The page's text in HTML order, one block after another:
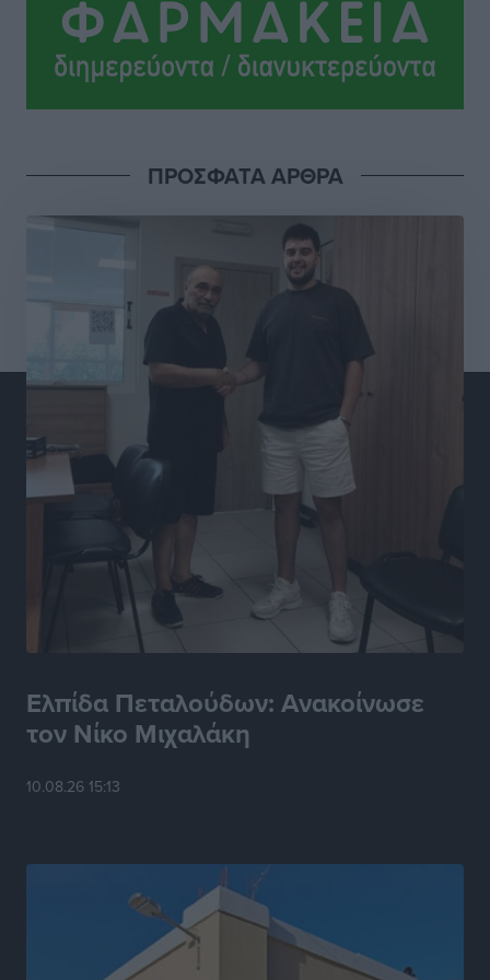
Σωματείο Συνταξιούχων ΙΚΑ Ρόδου: Ελλείψεις στη
Πρωτοβάθμια Φροντίδα Υγείας στο νησί μας
Τοπικές Ειδήσεις
Πόθιας με χρηματοδότηση 3,58 εκατ. ευρώ από το
Τοπικές Ειδήσεις
Την Παρασκευή 21 Αυγούστου η τελετή εγκαινίων
του νέου Περιφερειακού Πολυδύναμου Ιατρείου
Γενναδίου παρουσία του Άδωνι Γεωργιάδη
• πριν 4 ώρες
Στη Λέρο ο πρόεδρος του ΠΑΣΟΚ Νίκος Ανδρουλάκης
Τοπικές Ειδήσεις•
Στα 2-2,35 GW ο στόχος για τα πρώτα υπεράκτια
αιολικά πάρκα που θα λειτουργήσουν στη χώρα μας
Ειδήσεις• πριν 6 ώρες
Η Ελλάδα κρατά το τουριστικό momentum, παρά τις
γεωπολιτικές αναταράξεις
Σε κόκκινο συναγερμό επτά Περιφέρειες – Οι οδηγίες
Πυρκαγιάς
– Στο μικροσκόπιο τουριστικοί προορισμοί, ταμειακές
και συναλλαγές POS
πριν 6 ώρες
ΠΡΟΣΦΑΤΑ ΑΡΘΡΑ
Ελπίδα Πεταλούδων: Ανακοίνωσε
τον Νίκο Μιχαλάκη
10.08.26 15:13